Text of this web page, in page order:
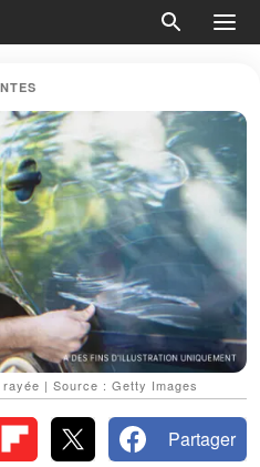
| Source : Getty Images
Partager